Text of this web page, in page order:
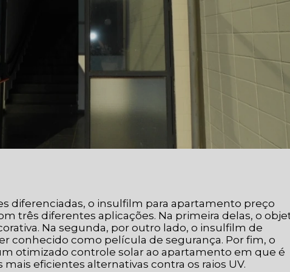
diferenciadas, o insulfilm para apartamento preço
três diferentes aplicações. Na primeira delas, o
Na segunda, por outro lado, o insulfilm de
conhecido como película de segurança. Por fim, o
otimizado controle solar ao apartamento em que é
eficientes alternativas contra os raios UV.